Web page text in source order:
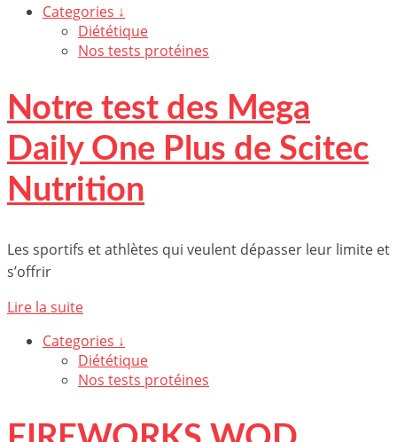
Categories ↓
Diététique
Nos tests protéines
Notre test des Mega
Daily One Plus de Scitec
Nutrition
Les sportifs et athlètes qui veulent dépasser leur limite et
s’offrir
Lire la suite
Categories ↓
Diététique
Nos tests protéines